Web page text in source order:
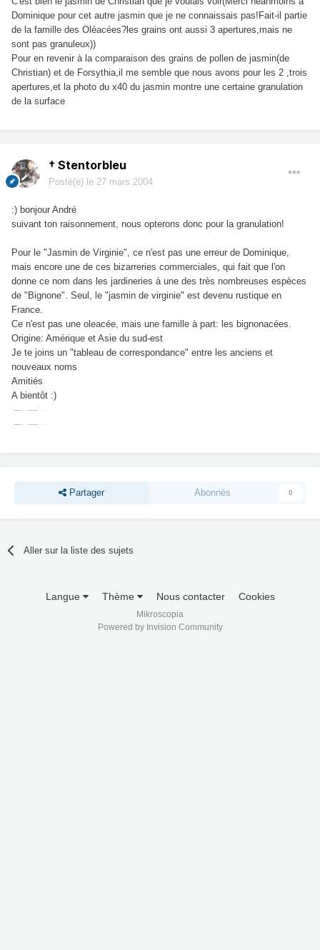
Dominique pour cet autre jasmin que je ne connaissais pas!Fait-il partie
de la famille des Oléacées?les grains ont aussi 3 apertures,mais ne
sont pas granuleux))
Pour en revenir à la comparaison des grains de pollen de jasmin(de
Christian) et de Forsythia,il me semble que nous avons pour les 2 ,trois
apertures,et la photo du x40 du jasmin montre une certaine granulation
de la surface
† Stentorbleu
Posté(e) le 27 mars 2004
:) bonjour André
suivant ton raisonnement, nous opterons donc pour la granulation!
Pour le "Jasmin de Virginie", ce n'est pas une erreur de Dominique,
mais encore une de ces bizarreries commerciales, qui fait que l'on
donne ce nom dans les jardineries à une des très nombreuses espèces
de "Bignone". Seul, le "jasmin de virginie" est devenu rustique en
France.
Ce n'est pas une oleacée, mais une famille à part: les bignonacées.
Origine: Amérique et Asie du sud-est
Je te joins un "tableau de correspondance" entre les anciens et
nouveaux noms
Amitiés
A bientôt :)
Partager Abonnés 0
Aller sur la liste des sujets
Langue Thème Nous contacter Cookies
Mikroscopia
Powered by Invision Community